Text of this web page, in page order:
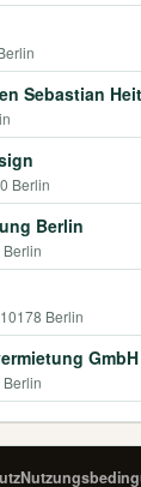
Sebastian
Berlin
Berlin
Berlin